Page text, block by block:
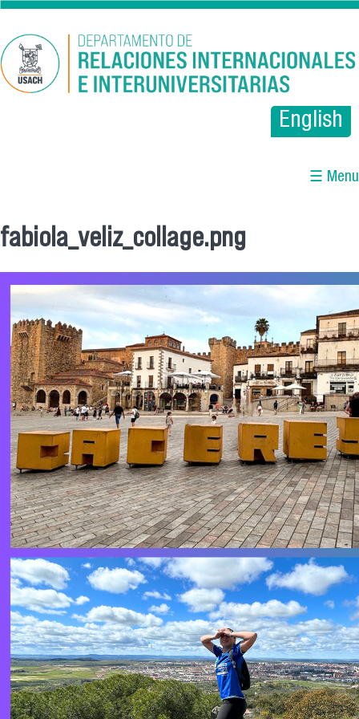
Pasar al contenido principal
English
☰ Menu
Se encuentra usted aquí
fabiola_veliz_collage.png